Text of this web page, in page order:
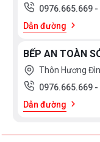
0976.665.669 -
Dẫn đường
BẾP AN TOÀN
Thôn Hương
0976.665.669 -
Dẫn đường